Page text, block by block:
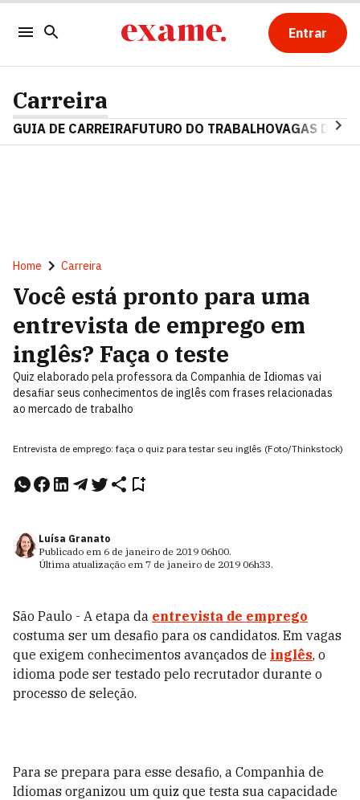
Entrar
Carreira
GUIA DE CARREIRAFUTURO DO TRABALHOVAGAS DE
Home Carreira
Você está pronto para uma
entrevista de emprego em
inglês? Faça o teste
Quiz elaborado pela professora da Companhia de Idiomas vai
desafiar seus conhecimentos de inglês com frases relacionadas
ao mercado de trabalho
Entrevista de emprego: faça o quiz para testar seu inglês (Foto/Thinkstock)
Luísa Granato
Publicado em 6 de janeiro de 2019 06h00.
Última atualização em 7 de janeiro de 2019 06h33.
São Paulo - A etapa da entrevista de emprego
costuma ser um desafio para os candidatos. Em vagas
que exigem conhecimentos avançados de inglês, o
idioma pode ser testado pelo recrutador durante o
processo de seleção.
Para se prepara para esse desafio, a Companhia de
Idiomas organizou um quiz que testa sua capacidade